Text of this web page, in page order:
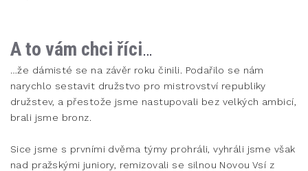
A to vám chci říci…
…že dámisté se na závěr roku činili. Podařilo se nám
narychlo sestavit družstvo pro mistrovství republiky
družstev, a přestože jsme nastupovali bez velkých ambicí,
brali jsme bronz.
Sice jsme s prvními dvěma týmy prohráli, vyhráli jsme však
nad pražskými juniory, remizovali se silnou Novou Vsí z